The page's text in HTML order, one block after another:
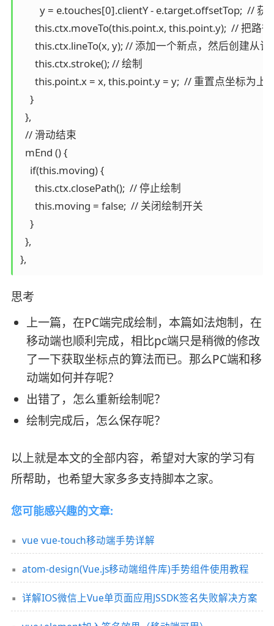
y = e.touches[0].clientY - e.target.offsetTop;
this.ctx.moveTo(this.point.x, this.point.y);  //
this.ctx.lineTo(x, y); // 添加一个新点，然后创
      this.ctx.stroke(); // 绘制
this.point.x = x, this.point.y = y;  // 重置点坐标为
    }
  },
  // 滑动结束
  mEnd () {
    if(this.moving) {
      this.ctx.closePath();  // 停止绘制
      this.moving = false;  // 关闭绘制开关
    }
  },
},
思考
上一篇，在PC端完成绘制，本篇如法炮制，在
移动端也顺利完成，相比pc端只是稍微的修改
了一下获取坐标点的算法而已。那么PC端和移
动端如何并存呢？
出错了，怎么重新绘制呢？
绘制完成后，怎么保存呢？
以上就是本文的全部内容，希望对大家的学习有
所帮助，也希望大家多多支持脚本之家。
您可能感兴趣的文章:
vue vue-touch移动端手势详解
atom-design(Vue.js移动端组件库)手势组件使用教程
详解IOS微信上Vue单页面应用JSSDK签名失败解决方案